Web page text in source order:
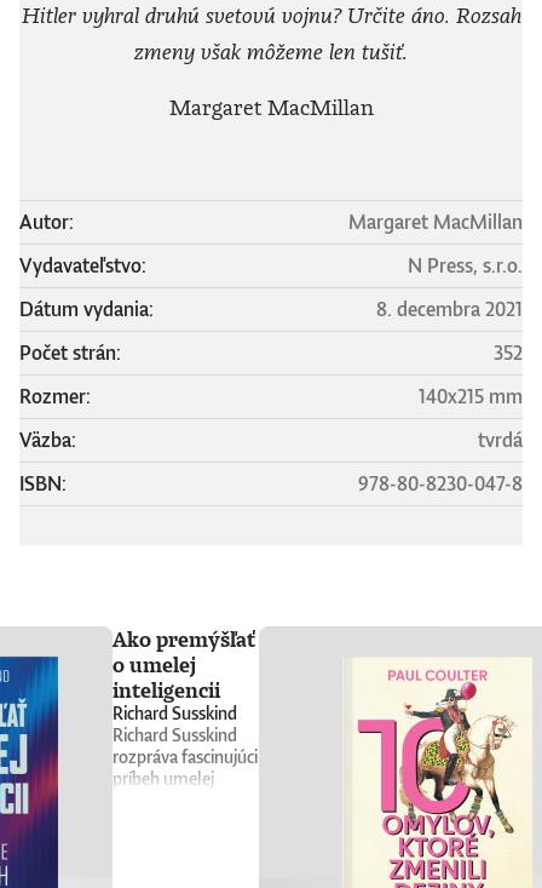
Hitler vyhral druhú svetovú vojnu? Určite áno. Rozsah
zmeny však môžeme len tušiť.
Margaret MacMillan
Autor:
Margaret MacMillan
Vydavateľstvo:
N Press, s.r.o.
Dátum vydania:
8. decembra 2021
Počet strán:
352
Rozmer:
140x215 mm
Väzba:
tvrdá
ISBN:
978-80-8230-047-8
Ako premýšľať
o umelej
inteligencii
Richard Susskind
Richard Susskind
rozpráva fascinujúci
príbeh umelej